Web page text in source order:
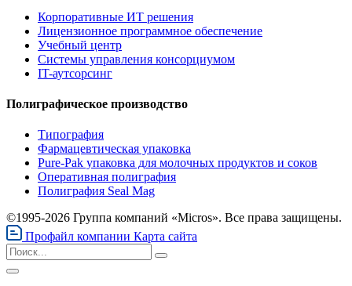
Корпоративные ИТ решения
Лицензионное программное обеспечение
Учебный центр
Системы управления консорциумом
IT-аутсорсинг
Полиграфическое производство
Типография
Фармацевтическая упаковка
Pure-Pak упаковка для молочных продуктов и соков
Оперативная полиграфия
Полиграфия Seal Mag
©1995-2026 Группа компаний «Micros». Все права защищены.
Профайл компании Карта сайта